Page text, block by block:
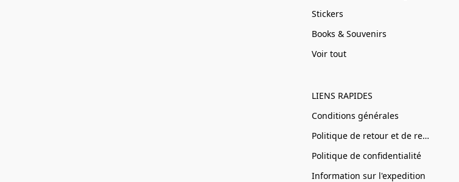
Stickers
Books & Souvenirs
Voir tout
LIENS RAPIDES
Conditions générales
Politique de retour et de remboursement
Politique de confidentialité
Information sur l'expedition